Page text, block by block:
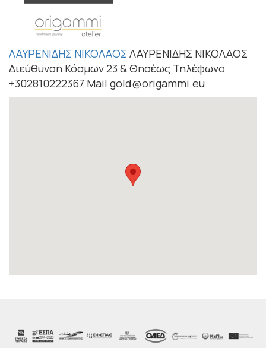
ΛΑΥΡΕΝΙΔΗΣ ΝΙΚΟΛΑΟΣ ΛΑΥΡΕΝΙΔΗΣ ΝΙΚΟΛΑΟΣ
Διεύθυνση Κόσμων 23 & Θησέως Τηλέφωνο
+302810222367 Mail gold@origammi.eu